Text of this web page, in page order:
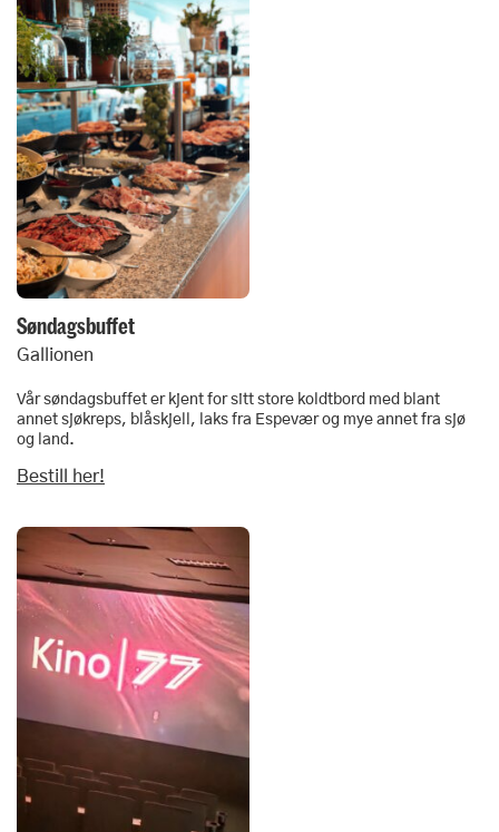
Søndagsbuffet
Gallionen
Vår søndagsbuffet er kjent for sitt store koldtbord med blant
annet sjøkreps, blåskjell, laks fra Espevær og mye annet fra sjø
og land.
Bestill her!